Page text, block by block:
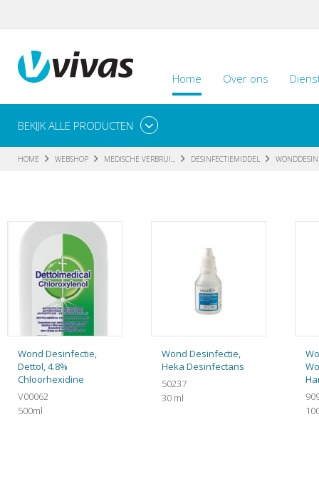
Home Over ons
BEKIJK ALLE PRODUCTEN
HOME WEBSHOP MEDISCHE VERBRUI... DESINFECTIEMIDDEL
Wond Desinfectie,
Dettol, 4.8%
Chloorhexidine
V00062
500ml
Wond Desinfectie,
Heka Desinfectans
50237
30 ml